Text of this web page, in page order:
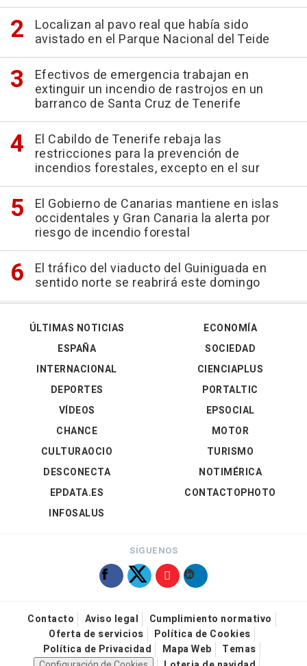
Localizan al pavo real que había sido
avistado en el Parque Nacional del Teide
Efectivos de emergencia trabajan en
extinguir un incendio de rastrojos en un
barranco de Santa Cruz de Tenerife
El Cabildo de Tenerife rebaja las
restricciones para la prevención de
incendios forestales, excepto en el sur
El Gobierno de Canarias mantiene en islas
occidentales y Gran Canaria la alerta por
riesgo de incendio forestal
El tráfico del viaducto del Guiniguada en
sentido norte se reabrirá este domingo
ÚLTIMAS NOTICIAS
ESPAÑA
INTERNACIONAL
DEPORTES
VÍDEOS
ECONOMÍA
SOCIEDAD
CIENCIAPLUS
PORTALTIC
EPSOCIAL
CHANCE
CULTURAOCIO
DESCONECTA
EPDATA.ES
INFOSALUS
MOTOR
TURISMO
NOTIMÉRICA
CONTACTOPHOTO
SÍGUENOS
Contacto Aviso legal
Cumplimiento normativo
Oferta de servicios
Política de Cookies
Política de Privacidad
Mapa Web
Temas